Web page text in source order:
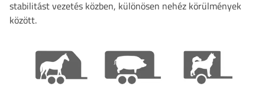
stabilitást vezetés közben, különösen nehéz körülmények
között.